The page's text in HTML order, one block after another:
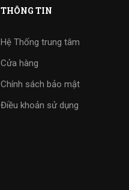
THÔNG TIN
Hệ Thống trung tâm
Cửa hàng
Chính sách bảo mật
Điều khoản sử dụng